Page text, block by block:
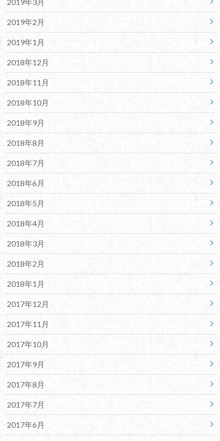
2019年2月
2019年1月
2018年12月
2018年11月
2018年10月
2018年9月
2018年8月
2018年7月
2018年6月
2018年5月
2018年4月
2018年3月
2018年2月
2018年1月
2017年12月
2017年11月
2017年10月
2017年9月
2017年8月
2017年7月
2017年6月